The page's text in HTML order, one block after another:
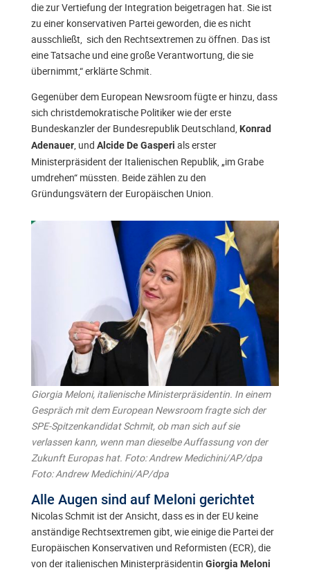
die zur Vertiefung der Integration beigetragen hat. Sie ist
zu einer konservativen Partei geworden, die es nicht
ausschließt, sich den Rechtsextremen zu öffnen. Das ist
eine Tatsache und eine große Verantwortung, die sie
übernimmt,“ erklärte Schmit.
Gegenüber dem European Newsroom fügte er hinzu, dass
sich christdemokratische Politiker wie der erste
Bundeskanzler der Bundesrepublik Deutschland, Konrad
Adenauer, und Alcide De Gasperi als erster
Ministerpräsident der Italienischen Republik, „im Grabe
umdrehen“ müssten. Beide zählen zu den
Gründungsvätern der Europäischen Union.
Giorgia Meloni, italienische Ministerpräsidentin. In einem
Gespräch mit dem European Newsroom fragte sich der
SPE-Spitzenkandidat Schmit, ob man sich auf sie
verlassen kann, wenn man dieselbe Auffassung von der
Zukunft Europas hat. Foto: Andrew Medichini/AP/dpa
Foto: Andrew Medichini/AP/dpa
Alle Augen sind auf Meloni gerichtet
Nicolas Schmit ist der Ansicht, dass es in der EU keine
anständige Rechtsextremen gibt, wie einige die Partei der
Europäischen Konservativen und Reformisten (ECR), die
von der italienischen Ministerpräsidentin Giorgia Meloni